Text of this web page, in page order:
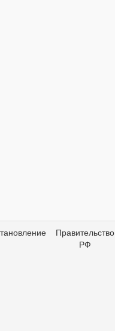
Правительство
РФ